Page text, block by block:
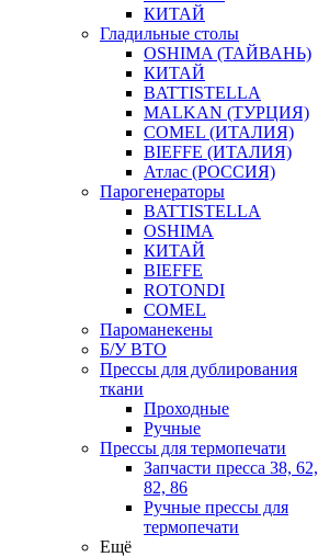
КИТАЙ
Гладильные столы
OSHIMA (ТАЙВАНЬ)
КИТАЙ
BATTISTELLA
MALKAN (ТУРЦИЯ)
COMEL (ИТАЛИЯ)
BIEFFE (ИТАЛИЯ)
Атлас (РОССИЯ)
Парогенераторы
BATTISTELLA
OSHIMA
КИТАЙ
BIEFFE
ROTONDI
COMEL
Пароманекены
Б/У ВТО
Прессы для дублирования
ткани
Проходные
Ручные
Прессы для термопечати
Запчасти пресса 38, 62,
82, 86
Ручные прессы для
термопечати
Ещё